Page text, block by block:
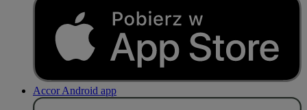
Accor Android app